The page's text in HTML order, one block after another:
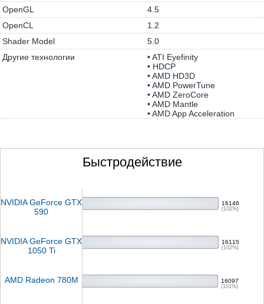
OpenGL
4.5
OpenCL
1.2
Shader Model
5.0
Другие технологии
• ATI Eyefinity
• HDCP
• AMD HD3D
• AMD PowerTune
• AMD ZeroCore
• AMD Mantle
• AMD App Acceleration
Быстродействие
NVIDIA GeForce GTX
590
16146
(102%)
NVIDIA GeForce GTX
1050 Ti
16115
(102%)
AMD Radeon 780M 16097
(101%)